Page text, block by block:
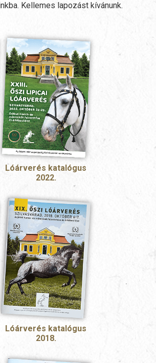
Kellemes lapozást kívánunk.
Lóárverés katalógus
2022.
Lóárverés katalógus
2018.